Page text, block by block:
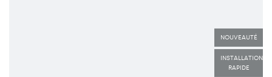
NOUVEAUTÉ
INSTALLATION
RAPIDE